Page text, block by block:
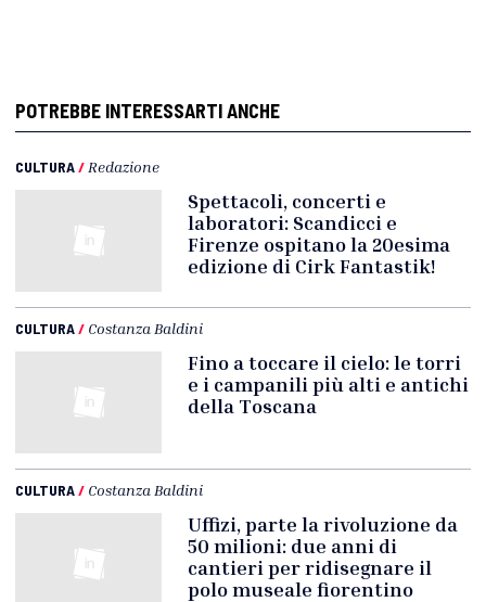
POTREBBE INTERESSARTI ANCHE
CULTURA/ Redazione
Spettacoli, concerti e
laboratori: Scandicci e
Firenze ospitano la 20esima
edizione di Cirk Fantastik!
CULTURA/ Costanza Baldini
Fino a toccare il cielo: le torri
e i campanili più alti e antichi
della Toscana
CULTURA/ Costanza Baldini
Uffizi, parte la rivoluzione da
50 milioni: due anni di
cantieri per ridisegnare il
polo museale fiorentino